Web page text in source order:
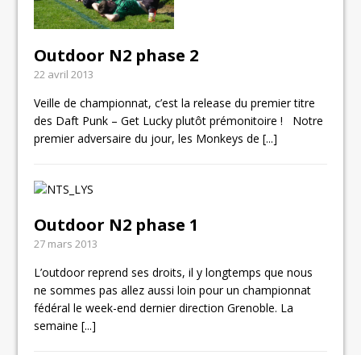
Outdoor N2 phase 2
22 avril 2013
Veille de championnat, c’est la release du premier titre
des Daft Punk – Get Lucky plutôt prémonitoire ! Notre
premier adversaire du jour, les Monkeys de[...]
Outdoor N2 phase 1
27 mars 2013
L’outdoor reprend ses droits, il y longtemps que nous
ne sommes pas allez aussi loin pour un championnat
fédéral le week-end dernier direction Grenoble. La
semaine[...]